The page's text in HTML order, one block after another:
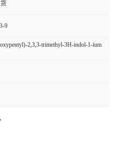
9
2,3,3-trimethyl-3H-indol-1-ium